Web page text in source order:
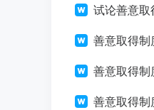
试论善意取
善意取得制
善意取得制
善意取得制